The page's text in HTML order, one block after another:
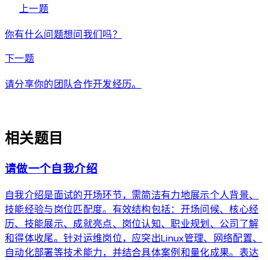
上一题
你有什么问题想问我们吗？
下一题arrow_forward
请分享你的团队合作开发经历。
相关题目
请做一个自我介绍
自我介绍是面试的开场环节，需简洁有力地展示个人背景、
技能经验与岗位匹配度。有效结构包括：开场问候、核心经
历、技能展示、成就亮点、岗位认知、职业规划、公司了解
和得体收尾。针对运维岗位，应突出Linux管理、网络配置、
自动化部署等技术能力，并结合具体案例和量化成果。表达